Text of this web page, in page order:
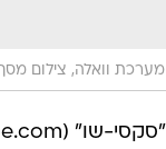
מערכת וואלה, צילום מסך